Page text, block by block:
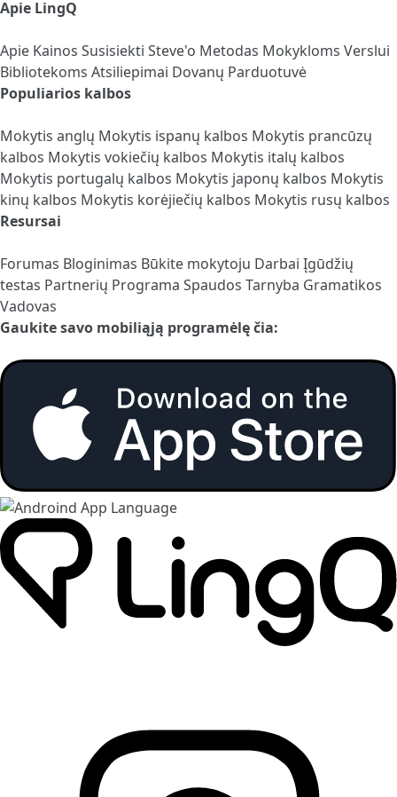
Apie LingQ
Apie Kainos Susisiekti Steve'o Metodas Mokykloms Verslui
Bibliotekoms Atsiliepimai Dovanų Parduotuvė
Populiarios kalbos
Mokytis anglų Mokytis ispanų kalbos Mokytis prancūzų
kalbos Mokytis vokiečių kalbos Mokytis italų kalbos
Mokytis portugalų kalbos Mokytis japonų kalbos Mokytis
kinų kalbos Mokytis korėjiečių kalbos Mokytis rusų kalbos
Resursai
Forumas Bloginimas Būkite mokytoju Darbai Įgūdžių
testas Partnerių Programa Spaudos Tarnyba Gramatikos
Vadovas
Gaukite savo mobiliąją programėlę čia: